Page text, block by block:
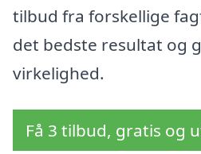
tilbud fra forskellige
det bedste resultat og
virkelighed.
Få 3 tilbud, gratis og